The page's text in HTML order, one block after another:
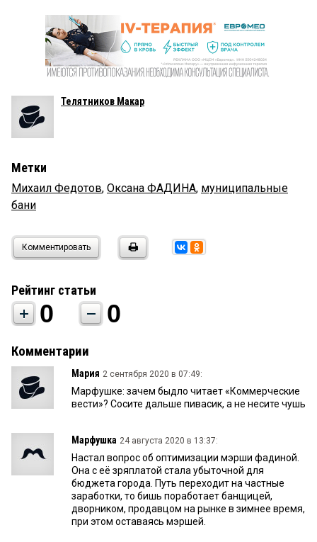
Телятников Макар
Метки
Михаил Федотов, Оксана ФАДИНА, муниципальные
бани
Комментировать
Рейтинг статьи
0 0
Комментарии
Мария 2 сентября 2020 в 07:49:
Марфушке: зачем быдло читает «Коммерческие
вести»? Сосите дальше пивасик, а не несите чушь
Марфушка 24 августа 2020 в 13:37:
Настал вопрос об оптимизации мэрши фадиной.
Она с её зряплатой стала убыточной для
бюджета города. Путь переходит на частные
заработки, то бишь поработает банщицей,
дворником, продавцом на рынке в зимнее время,
при этом оставаясь мэршей.